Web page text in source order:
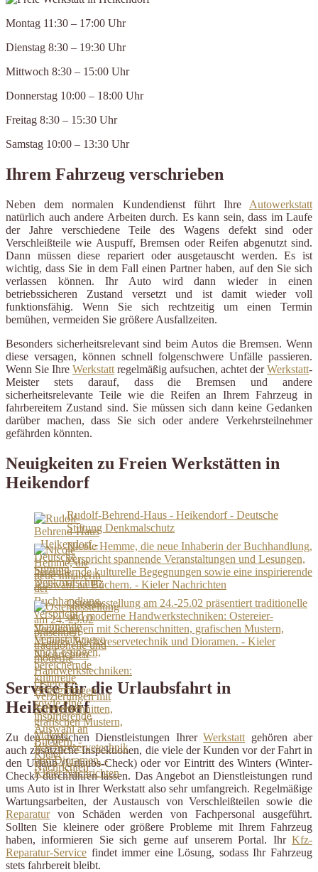
Montag 11:30 – 17:00 Uhr
Dienstag 8:30 – 19:30 Uhr
Mittwoch 8:30 – 15:00 Uhr
Donnerstag 10:00 – 18:00 Uhr
Freitag 8:30 – 15:30 Uhr
Samstag 10:00 – 13:30 Uhr
Ihrem Fahrzeug verschrieben
Neben dem normalen Kundendienst führt Ihre Autowerkstatt
natürlich auch andere Arbeiten durch. Es kann sein, dass im Laufe
der Jahre verschiedene Teile des Wagens defekt sind oder
Verschleißteile wie Auspuff, Bremsen oder Reifen abgenutzt sind.
Dann müssen diese repariert oder ausgetauscht werden. Es ist
wichtig, dass Sie in dem Fall einen Partner haben, auf den Sie sich
verlassen können. Ihr Auto wird dann wieder in einen
betriebssicheren Zustand versetzt und ist damit wieder voll
funktionsfähig. Wenn Sie sich rechtzeitig um einen Termin
bemühen, vermeiden Sie größere Ausfallzeiten.
Besonders sicherheitsrelevant sind beim Autos die Bremsen. Wenn
diese versagen, können schnell folgenschwere Unfälle passieren.
Wenn Sie Ihre Werkstatt regelmäßig aufsuchen, achtet derWerkstatt-
Meister stets darauf, dass die Bremsen und andere
sicherheitsrelevante Teile wie die Reifen an Ihrem Fahrzeug in
fahrbereitem Zustand sind. Sie müssen sich dann keine Gedanken
darüber machen, dass Sie sich oder andere Verkehrsteilnehmer
gefährden könnten.
Neuigkeiten zu Freien Werkstätten in
Heikendorf
Rudolf-Behrend-Haus - Heikendorf - Deutsche
Stiftung Denkmalschutz
Nicole Hemme, die neue Inhaberin der Buchhandlung,
verspricht spannende Veranstaltungen und Lesungen,
bereichernde kulturelle Begegnungen sowie eine inspirierende
Auswahl an Büchern. - Kieler Nachrichten
Osterausstellung am 24.-25.02 präsentiert traditionelle
und moderne Handwerkstechniken: Ostereier-
Verzierungen mit Scherenschnitten, grafischen Mustern,
Malerei, Wachsreservetechnik und Dioramen. - Kieler
Nachrichten
Service für die Urlaubsfahrt in
Heikendorf
Zu den typischen Dienstleistungen IhrerWerkstatt gehören aber
auch zusätzliche Inspektionen, die viele der Kunden vor der Fahrt in
den Urlaub (Urlaubs-Check) oder vor Eintritt des Winters (Winter-
Check) durchführen lassen. Das Angebot an Dienstleistungen rund
ums Auto ist in Ihrer Werkstatt also sehr umfangreich. Regelmäßige
Wartungsarbeiten, der Austausch von Verschleißteilen sowie die
Reparaturvon Schäden werden von Fachpersonal ausgeführt.
Sollten Sie kleinere oder größere Probleme mit Ihrem Fahrzeug
haben, informieren Sie sich gerne auf unserem Portal. Ihr Kfz-
Reparatur-Service findet immer eine Lösung, sodass Ihr Fahrzeug
stets fahrbereit bleibt.